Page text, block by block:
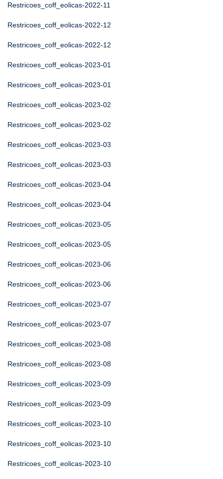
Restricoes_coff_eolicas-2022-11
Restricoes_coff_eolicas-2022-12
Restricoes_coff_eolicas-2022-12
Restricoes_coff_eolicas-2023-01
Restricoes_coff_eolicas-2023-01
Restricoes_coff_eolicas-2023-02
Restricoes_coff_eolicas-2023-02
Restricoes_coff_eolicas-2023-03
Restricoes_coff_eolicas-2023-03
Restricoes_coff_eolicas-2023-04
Restricoes_coff_eolicas-2023-04
Restricoes_coff_eolicas-2023-05
Restricoes_coff_eolicas-2023-05
Restricoes_coff_eolicas-2023-06
Restricoes_coff_eolicas-2023-06
Restricoes_coff_eolicas-2023-07
Restricoes_coff_eolicas-2023-07
Restricoes_coff_eolicas-2023-08
Restricoes_coff_eolicas-2023-08
Restricoes_coff_eolicas-2023-09
Restricoes_coff_eolicas-2023-09
Restricoes_coff_eolicas-2023-10
Restricoes_coff_eolicas-2023-10
Restricoes_coff_eolicas-2023-10